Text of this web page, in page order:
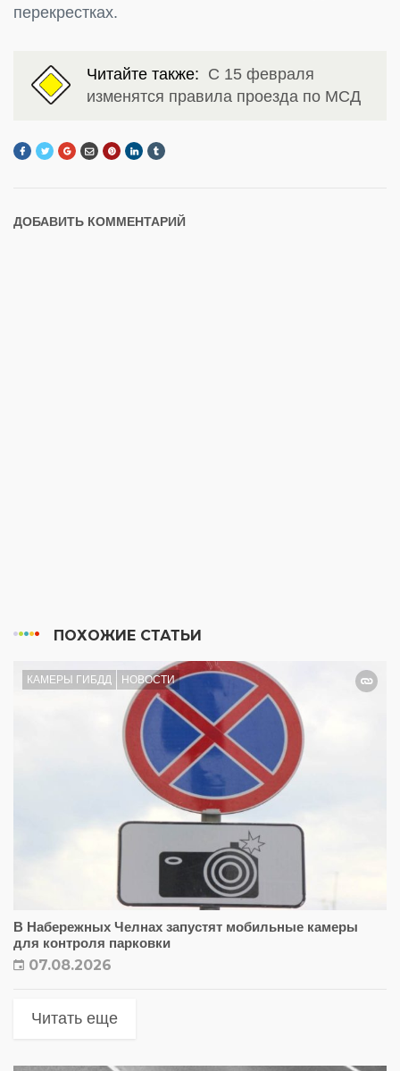
перекрестках.
Читайте также: С 15 февраля
изменятся правила проезда по МСД
ДОБАВИТЬ КОММЕНТАРИЙ
ПОХОЖИЕ СТАТЬИ
КАМЕРЫ ГИБДД НОВОСТИ
В Набережных Челнах запустят мобильные камеры
для контроля парковки
07.08.2026
Читать еще